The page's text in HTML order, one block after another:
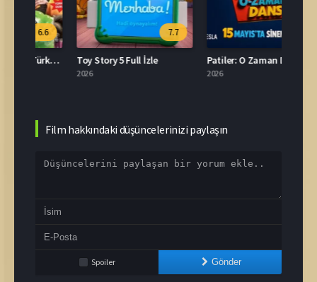
Toy Story 5 Full İzle Patiler: O Zaman Dans İzle
Film hakkındaki düşüncelerinizi paylaşın
Spoiler Gönder